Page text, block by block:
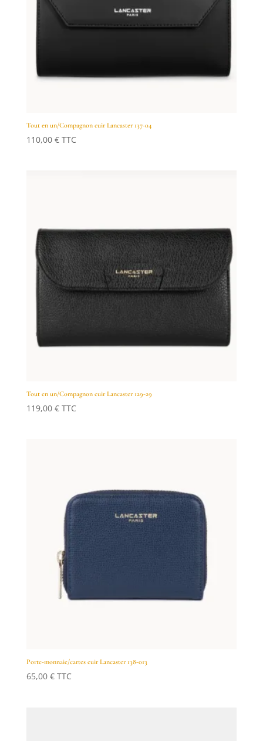
Tout en un/Compagnon cuir Lancaster 137-04
110,00 € TTC
Tout en un/Compagnon cuir Lancaster 129-29
119,00 € TTC
Porte-monnaie/cartes cuir Lancaster 138-013
65,00 € TTC